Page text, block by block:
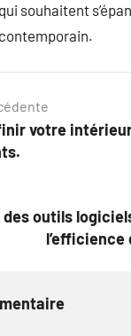
souhaitent
votre
outils
l’efficience